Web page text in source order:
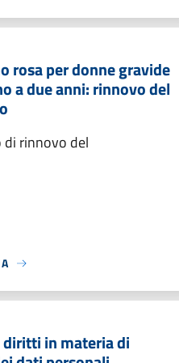
rosa per donne gravide
a due anni: rinnovo del
rinnovo del
diritti in materia di